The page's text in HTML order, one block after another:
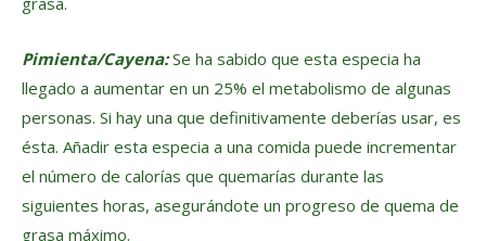
Pimienta/Cayena:Se ha sabido que esta especia ha
llegado a aumentar en un 25% el metabolismo de algunas
personas. Si hay una que definitivamente deberías usar, es
ésta. Añadir esta especia a una comida puede incrementar
el número de calorías que quemarías durante las
siguientes horas, asegurándote un progreso de quema de
grasa máximo.